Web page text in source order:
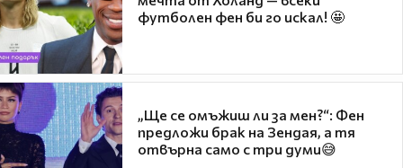
футболен фен би го искал! 🤩
„Ще се омъжиш ли за мен?“: Фен
предложи брак на Зендая, а тя
отвърна само с три думи😅